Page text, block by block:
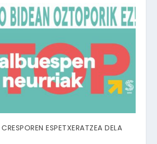
ESPETXERATZEA DELA